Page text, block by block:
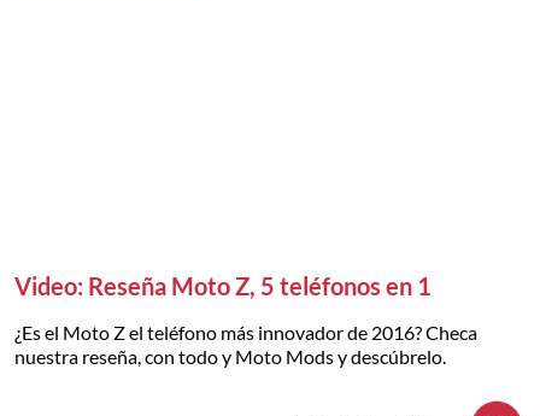
Video: Reseña Moto Z, 5 teléfonos en 1
¿Es el Moto Z el teléfono más innovador de 2016? Checa
nuestra reseña, con todo y Moto Mods y descúbrelo.